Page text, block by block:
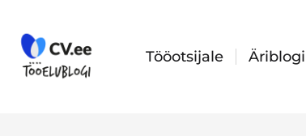
content
Tööotsijale Äriblogi